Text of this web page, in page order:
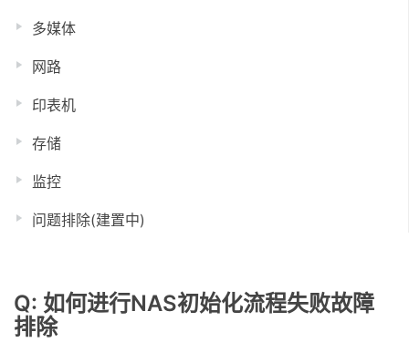
多媒体
网路
印表机
存储
监控
问题排除(建置中)
Q: 如何进行NAS初始化流程失败故障
排除